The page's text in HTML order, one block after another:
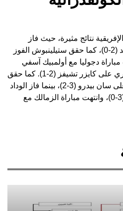
نتائج مثيرة، حيث فاز
مانييما يونيون على ازام يونايتد (2-0)، كما حقق ستيلينبوش الفوز
انتهت مباراة دجوليا مع أولمبيك آسفي
بفوز الأخير (0-1)، وفاز المصري على كايزر تشيفز (2-1). كما حقق
اتحاد العاصمة انتصارًا مثيرًا على سان بيدرو (3-2)، بينما فاز الوداد
المغربي على نايروبي يونايتد (3-0)، وانتهت مباراة الزمالك مع